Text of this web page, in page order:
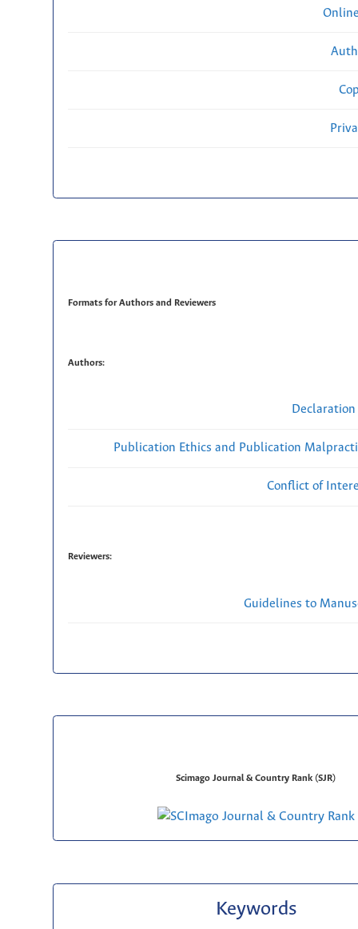
Formats for Authors and Reviewers
Authors:
Publication Ethics and Publication
Conflict of
Reviewers:
Guidelines to
Scimago Journal & Country Rank (SJR)
Keywords